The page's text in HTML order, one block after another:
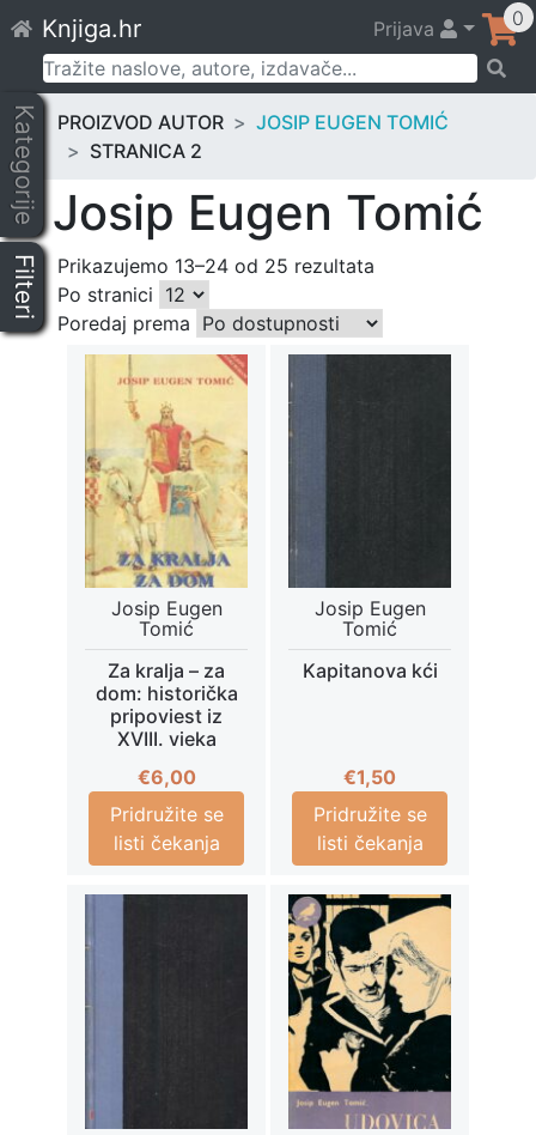
to
content
Knjiga.hr Prijava 0
Pretraži:
Kategorije
Filteri
PROIZVOD AUTOR
JOSIP EUGEN TOMIĆ
STRANICA 2
Josip Eugen Tomić
Prikazujemo 13–24 od 25 rezultata
Po stranici
Poredaj prema
Josip Eugen
Tomić
Za kralja – za
dom: historička
pripoviest iz
XVIII. vieka
€6,00
Pridružite se
listi čekanja
Josip Eugen
Tomić
Kapitanova kći
€1,50
Pridružite se
listi čekanja